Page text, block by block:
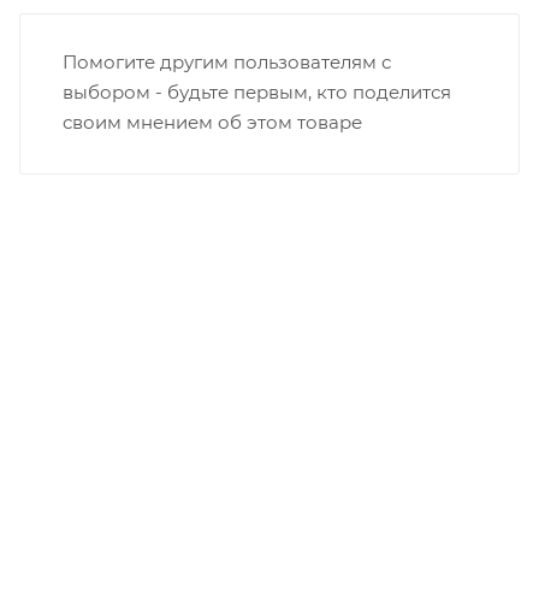
Помогите другим пользователям с
выбором - будьте первым, кто поделится
своим мнением об этом товаре